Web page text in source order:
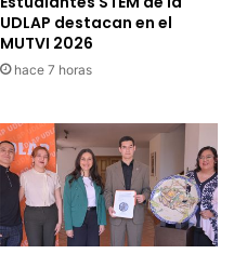
UDLAP destacan en el
MUTVI 2026
hace 7 horas